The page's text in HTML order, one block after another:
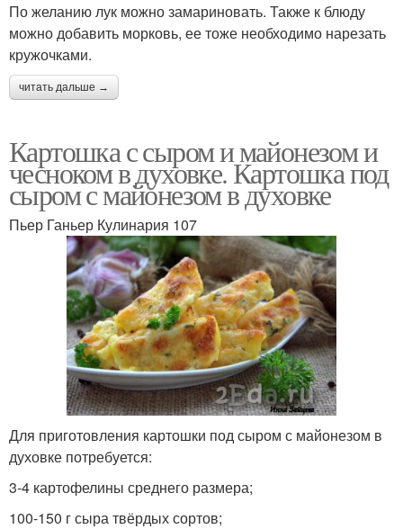
По желанию лук можно замариновать. Также к блюду
можно добавить морковь, ее тоже необходимо нарезать
кружочками.
читать дальше →
Картошка с сыром и майонезом и
чесноком в духовке. Картошка под
сыром с майонезом в духовке
Пьер Ганьер Кулинария 107
Для приготовления картошки под сыром с майонезом в
духовке потребуется:
3-4 картофелины среднего размера;
100-150 г сыра твёрдых сортов;